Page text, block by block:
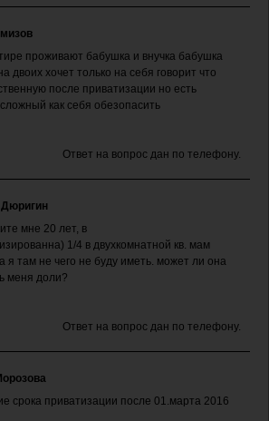
проживают бабушка и внучка бабушка
двоих хочет только на себя говорит что
после приватизации но есть
как себя обезопасить
Ответ на вопрос дан по телефону.
Дюригин
мне 20 лет, в
1/4 в двухкомнатной кв. мам
я там не чего не буду иметь. может ли она
меня доли?
Ответ на вопрос дан по телефону.
срока приватизации после 01.марта 2016